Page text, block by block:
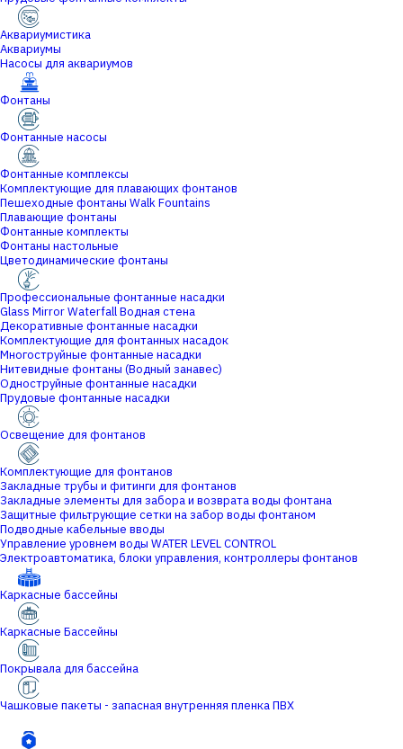
Аквариумистика
Аквариумы
Насосы для аквариумов
Фонтаны
Фонтанные насосы
Фонтанные комплексы
Комплектующие для плавающих фонтанов
Пешеходные фонтаны Walk Fountains
Плавающие фонтаны
Фонтанные комплекты
Фонтаны настольные
Цветодинамические фонтаны
Профессиональные фонтанные насадки
Glass Mirror Waterfall Водная стена
Декоративные фонтанные насадки
Комплектующие для фонтанных насадок
Многоструйные фонтанные насадки
Нитевидные фонтаны (Водный занавес)
Одноструйные фонтанные насадки
Прудовые фонтанные насадки
Освещение для фонтанов
Комплектующие для фонтанов
Закладные трубы и фитинги для фонтанов
Закладные элементы для забора и возврата воды фонтана
Защитные фильтрующие сетки на забор воды фонтаном
Подводные кабельные вводы
Управление уровнем воды WATER LEVEL CONTROL
Электроавтоматика, блоки управления, контроллеры фонтанов
Каркасные бассейны
Каркасные Бассейны
Покрывала для бассейна
Чашковые пакеты - запасная внутренняя пленка ПВХ